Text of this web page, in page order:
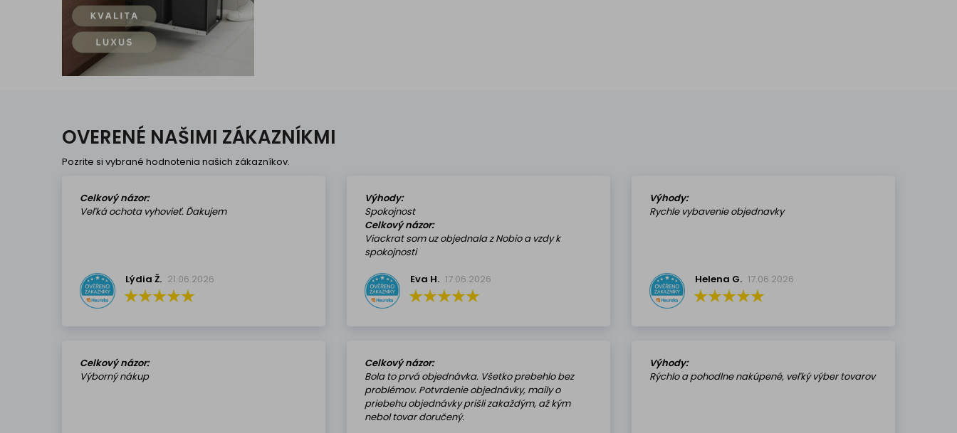
OVERENÉ NAŠIMI ZÁKAZNÍKMI
Pozrite si vybrané hodnotenia našich zákazníkov.
Celkový názor:
Veľká ochota vyhovieť. Ďakujem
Lýdia Ž. 21.06.2026
Výhody:
Spokojnost
Celkový názor:
Viackrat som uz objednala z Nobio a vzdy k
spokojnosti
Eva H. 17.06.2026
Výhody:
Rychle vybavenie objednavky
Helena G. 17.06.2026
Celkový názor:
Výborný nákup
Celkový názor:
Bola to prvá objednávka. Všetko prebehlo bez
problémov. Potvrdenie objednávky, maily o
priebehu objednávky prišli zakaždým, až kým
nebol tovar doručený.
Výhody:
Rýchlo a pohodlne nakúpené, veľký výber tovarov